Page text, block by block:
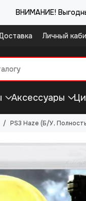
ВНИМАНИЕ!
Личный
Аксессуары
PS3 Haze (Б/У,